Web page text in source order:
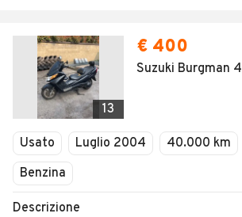
13
€ 400
Suzuki Burgman
Usato Luglio 2004 40.000 km
Benzina
Descrizione